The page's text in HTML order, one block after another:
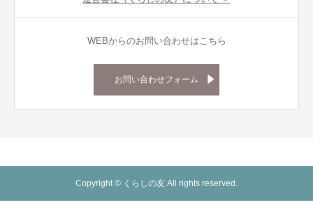
WEBからのお問い合わせはこちら
お問い合わせフォーム
Copyright © くらしの友 All rights reserved.